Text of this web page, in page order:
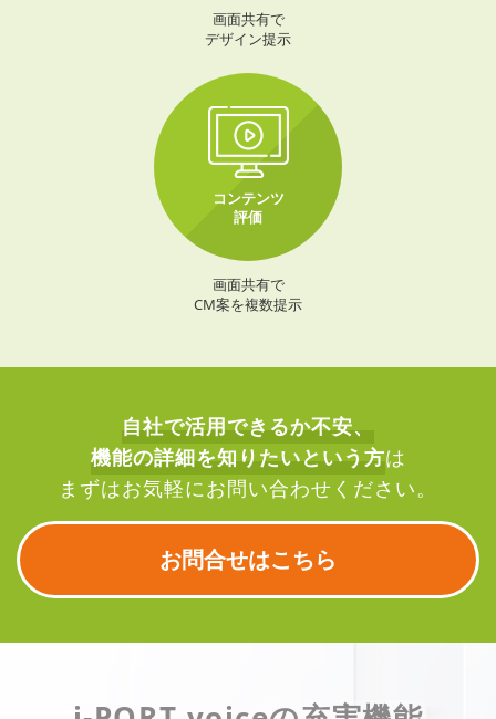
画面共有で
デザイン提示
コンテンツ
評価
画面共有で
CM案を複数提示
自社で活用できるか不安、
機能の詳細を知りたいという方は
まずはお気軽にお問い合わせください。
お問合せはこちら